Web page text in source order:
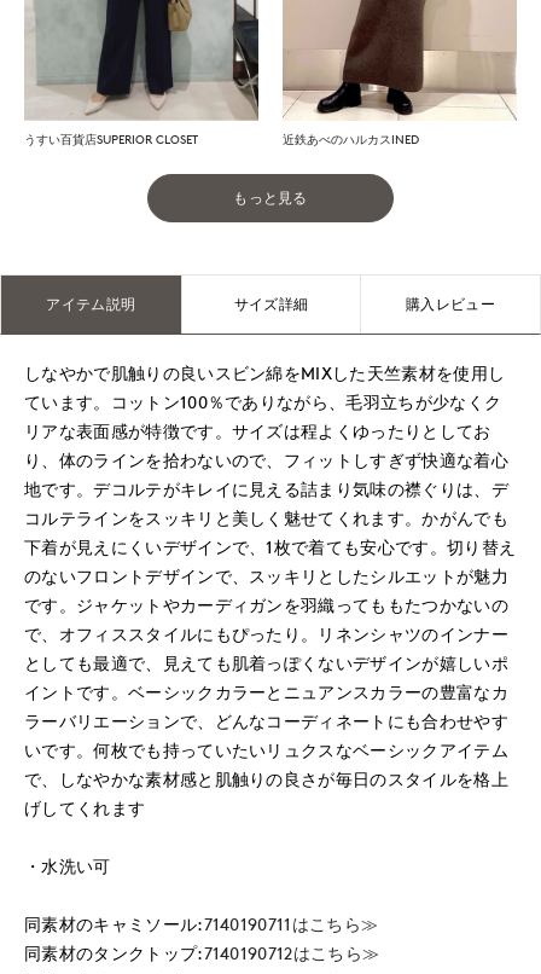
うすい百貨店SUPERIOR CLOSET 近鉄あべのハルカスINED
もっと見る
アイテム説明 サイズ詳細 購入レビュー
しなやかで肌触りの良いスビン綿をMIXした天竺素材を使用し
ています。コットン100％でありながら、毛羽立ちが少なくク
リアな表面感が特徴です。サイズは程よくゆったりとしてお
り、体のラインを拾わないので、フィットしすぎず快適な着心
地です。デコルテがキレイに見える詰まり気味の襟ぐりは、デ
コルテラインをスッキリと美しく魅せてくれます。かがんでも
下着が見えにくいデザインで、1枚で着ても安心です。切り替え
のないフロントデザインで、スッキリとしたシルエットが魅力
です。ジャケットやカーディガンを羽織ってももたつかないの
で、オフィススタイルにもぴったり。リネンシャツのインナー
としても最適で、見えても肌着っぽくないデザインが嬉しいポ
イントです。ベーシックカラーとニュアンスカラーの豊富なカ
ラーバリエーションで、どんなコーディネートにも合わせやす
いです。何枚でも持っていたいリュクスなベーシックアイテム
で、しなやかな素材感と肌触りの良さが毎日のスタイルを格上
げしてくれます
・水洗い可
同素材のキャミソール:7140190711はこちら≫
同素材のタンクトップ:7140190712はこちら≫